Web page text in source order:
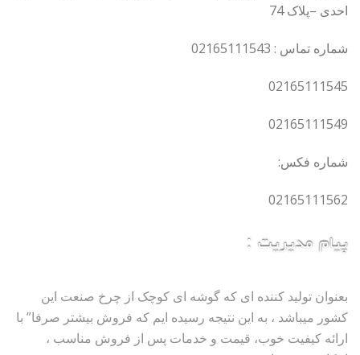
احدی –پلاک 74
شماره تماس : 02165111543
02165111545
02165111549
شماره فکس:
02165111562
پیام مدیریت :
بعنوان تولید کننده ای که گوشه ای کوچک از چرخ صنعت این
کشور میباشد ، به این نتیجه رسیده ایم که فروش بیشتر صرفا” با
ارائه کیفیت خوب، قیمت و خدمات پس از فروش مناسب ،